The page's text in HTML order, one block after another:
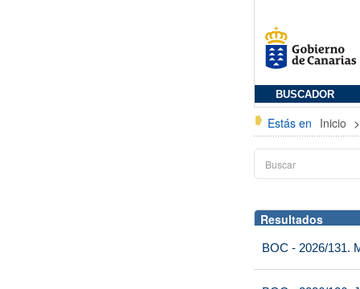
BUSCADOR
Estás en Inicio
Resultados
BOC - 2026/131.